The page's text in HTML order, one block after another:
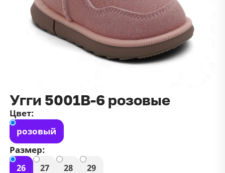
Угги 5001В-6 розовые
Цвет:
розовый
Размер:
26
27 28 29
данныхипубличной оффертой
Зарегистрироваться
100 ₽100 ₽
42